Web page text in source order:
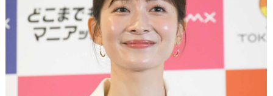
道民はだいたいわかるよね
+274